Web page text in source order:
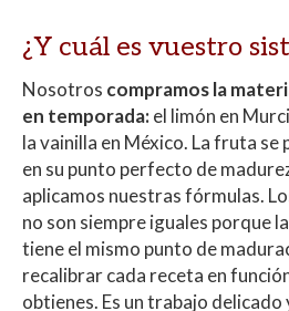
¿Y cuál es vuestro
Nosotros compramos la
en temporada:el limón en
la vainilla en México. La fruta se
en su punto perfecto de
aplicamos nuestras fórmulas.
no son siempre iguales porque
tiene el mismo punto de
recalibrar cada receta en
obtienes. Es un trabajo delicado